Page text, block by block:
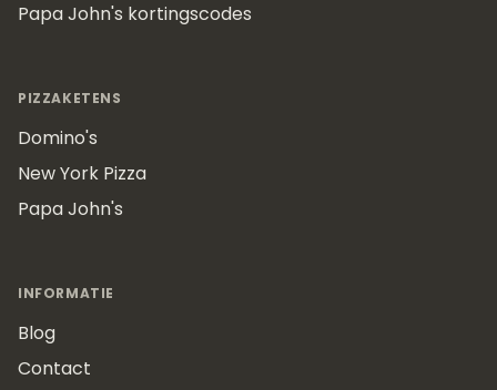
Papa John's kortingscodes
PIZZAKETENS
Domino's
New York Pizza
Papa John's
INFORMATIE
Blog
Contact